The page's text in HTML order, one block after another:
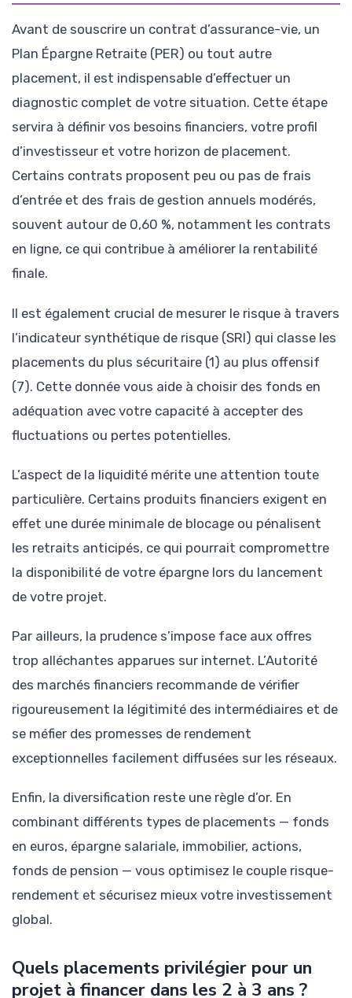
Avant de souscrire un contrat d’assurance-vie, un
Plan Épargne Retraite (PER) ou tout autre
placement, il est indispensable d’effectuer un
diagnostic complet de votre situation. Cette étape
servira à définir vos besoins financiers, votre profil
d’investisseur et votre horizon de placement.
Certains contrats proposent peu ou pas de frais
d’entrée et des frais de gestion annuels modérés,
souvent autour de 0,60 %, notamment les contrats
en ligne, ce qui contribue à améliorer la rentabilité
finale.
Il est également crucial de mesurer le risque à travers
l’indicateur synthétique de risque (SRI) qui classe les
placements du plus sécuritaire (1) au plus offensif
(7). Cette donnée vous aide à choisir des fonds en
adéquation avec votre capacité à accepter des
fluctuations ou pertes potentielles.
L’aspect de la liquidité mérite une attention toute
particulière. Certains produits financiers exigent en
effet une durée minimale de blocage ou pénalisent
les retraits anticipés, ce qui pourrait compromettre
la disponibilité de votre épargne lors du lancement
de votre projet.
Par ailleurs, la prudence s’impose face aux offres
trop alléchantes apparues sur internet. L’Autorité
des marchés financiers recommande de vérifier
rigoureusement la légitimité des intermédiaires et de
se méfier des promesses de rendement
exceptionnelles facilement diffusées sur les réseaux.
Enfin, la diversification reste une règle d’or. En
combinant différents types de placements — fonds
en euros, épargne salariale, immobilier, actions,
fonds de pension — vous optimisez le couple risque-
rendement et sécurisez mieux votre investissement
global.
Quels placements privilégier pour un
projet à financer dans les 2 à 3 ans ?